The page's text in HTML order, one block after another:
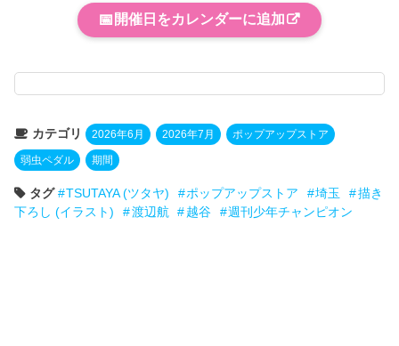
📅 開催日をカレンダーに追加
カテゴリ 2026年6月 2026年7月 ポップアップストア
弱虫ペダル 期間
タグ TSUTAYA (ツタヤ) ポップアップストア 埼玉
描き
下ろし (イラスト)
渡辺航 越谷 週刊少年チャンピオン